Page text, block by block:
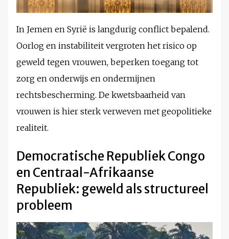
In Jemen en Syrië is langdurig conflict bepalend.
Oorlog en instabiliteit vergroten het risico op
geweld tegen vrouwen, beperken toegang tot
zorg en onderwijs en ondermijnen
rechtsbescherming. De kwetsbaarheid van
vrouwen is hier sterk verweven met geopolitieke
realiteit.
Democratische Republiek Congo
en Centraal-Afrikaanse
Republiek: geweld als structureel
probleem